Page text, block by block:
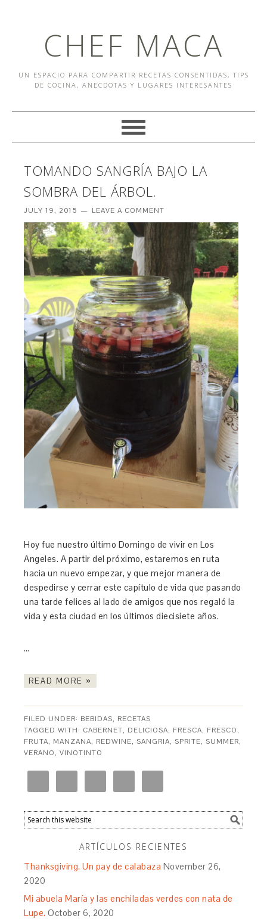
CHEF MACA
UN ESPACIO PARA COMPARTIR RECETAS CONSENTIDAS, TIPS
DE COCINA, ANECDOTAS Y LUGARES INTERESANTES
TOMANDO SANGRÍA BAJO LA
SOMBRA DEL ÁRBOL.
JULY 19, 2015 LEAVE A COMMENT
Hoy fue nuestro último Domingo de vivir en Los
Angeles. A partir del próximo, estaremos en ruta
hacia un nuevo empezar, y que mejor manera de
despedirse y cerrar este capítulo de vida que pasando
una tarde felices al lado de amigos que nos regaló la
vida y esta ciudad en los últimos diecisiete años.
…
READ MORE »
FILED UNDER: BEBIDAS, RECETAS
TAGGED WITH: CABERNET, DELICIOSA, FRESCA, FRESCO,
FRUTA, MANZANA, REDWINE,SANGRIA,SPRITE,SUMMER,
VERANO,VINOTINTO
ARTÍCULOS RECIENTES
Thanksgiving. Un pay de calabaza November 26,
2020
Mi abuela María y las enchiladas verdes con nata de
Lupe. October 6, 2020